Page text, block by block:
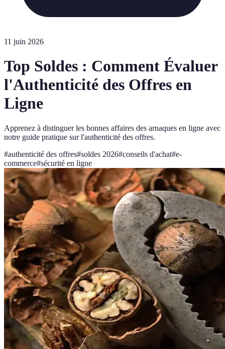
11 juin 2026
Top Soldes : Comment Évaluer
l'Authenticité des Offres en
Ligne
Apprenez à distinguer les bonnes affaires des arnaques en ligne avec
notre guide pratique sur l'authenticité des offres.
#authenticité des offres#soldes 2026#conseils d'achat#e-
commerce#sécurité en ligne